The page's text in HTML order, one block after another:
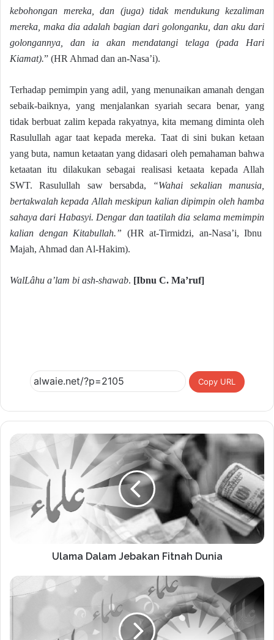
kebohongan mereka, dan (juga) tidak mendukung kezaliman
mereka, maka dia adalah bagian dari golonganku, dan aku dari
golongannya, dan ia akan mendatangi telaga (pada Hari
Kiamat).” (HR Ahmad dan an-Nasa’i).
Terhadap pemimpin yang adil, yang menunaikan amanah dengan
sebaik-baiknya, yang menjalankan syariah secara benar, yang
tidak berbuat zalim kepada rakyatnya, kita memang diminta oleh
Rasulullah agar taat kepada mereka. Taat di sini bukan ketaan
yang buta, namun ketaatan yang didasari oleh pemahaman bahwa
ketaatan itu dilakukan sebagai realisasi ketaata kepada Allah
SWT. Rasulullah saw bersabda, “Wahai sekalian manusia,
bertakwalah kepada Allah meskipun kalian dipimpin oleh hamba
sahaya dari Habasyi. Dengar dan taatilah dia selama memimpin
kalian dengan Kitabullah.” (HR at-Tirmidzi, an-Nasa’i, Ibnu
Majah, Ahmad dan Al-Hakim).
WalLâhu a’lam bi ash-shawab. [Ibnu C. Ma’ruf]
Copy URL
Ulama Dalam Jebakan Fitnah Dunia